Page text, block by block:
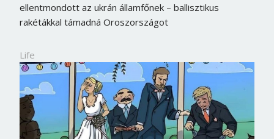
ellentmondott az ukrán államfőnek – ballisztikus
rakétákkal támadná Oroszországot
Life